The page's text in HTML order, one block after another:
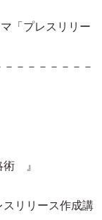
「プレスリリー
－－－－－－－
術 』
リース作成講